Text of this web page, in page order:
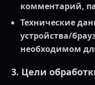
комментарий,
Технические
устройства/
необходимом
3. Цели